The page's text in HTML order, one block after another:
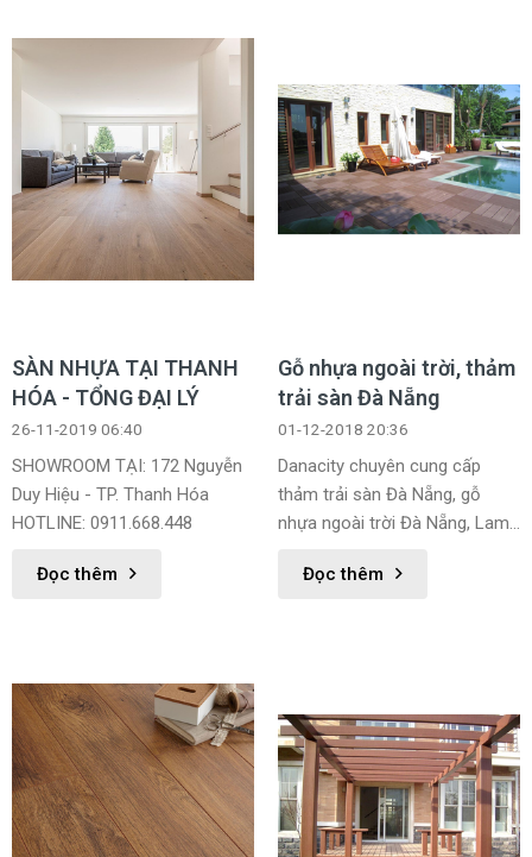
SÀN NHỰA TẠI THANH
HÓA - TỔNG ĐẠI LÝ
26-11-2019 06:40
SHOWROOM TẠI: 172 Nguyễn
Duy Hiệu - TP. Thanh Hóa
HOTLINE: 0911.668.448
Đọc thêm
Gỗ nhựa ngoài trời, thảm
trải sàn Đà Nẵng
01-12-2018 20:36
Danacity chuyên cung cấp
thảm trải sàn Đà Nẵng, gỗ
nhựa ngoài trời Đà Nẵng, Lam
NẵngĐọc thêm